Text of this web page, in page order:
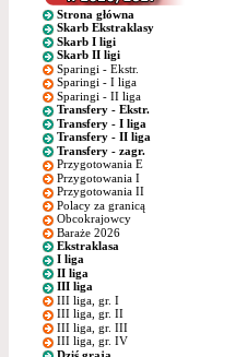
Strona główna
Skarb Ekstraklasy
Skarb I ligi
Skarb II ligi
Sparingi - Ekstr.
Sparingi - I liga
Sparingi - II liga
Transfery - Ekstr.
Transfery - I liga
Transfery - II liga
Transfery - zagr.
Przygotowania E
Przygotowania I
Przygotowania II
Polacy za granicą
Obcokrajowcy
Baraże 2026
Ekstraklasa
I liga
II liga
III liga
III liga, gr. I
III liga, gr. II
III liga, gr. III
III liga, gr. IV